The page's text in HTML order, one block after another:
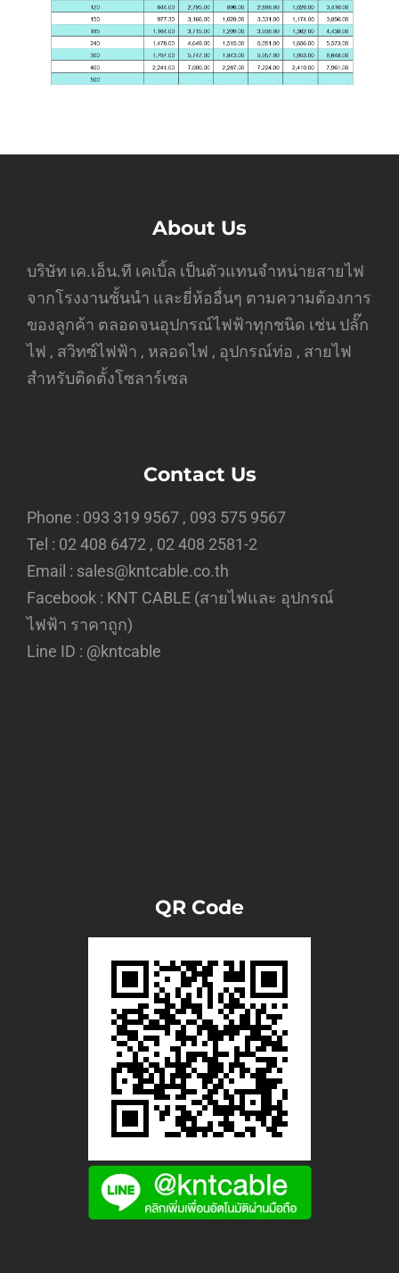
About Us
บริษัท เค.เอ็น.ที เคเบิ้ล เป็นตัวแทนจำหน่ายสายไฟ
จากโรงงานชั้นนำ และยี่ห้ออื่นๆ ตามความต้องการ
ของลูกค้า ตลอดจนอุปกรณ์ไฟฟ้าทุกชนิด เช่น ปลั๊ก
ไฟ , สวิทซ์ไฟฟ้า , หลอดไฟ , อุปกรณ์ท่อ , สายไฟ
สำหรับติดตั้งโซลาร์เซล
Contact Us
Phone : 093 319 9567 , 093 575 9567
Tel : 02 408 6472 , 02 408 2581-2
Email : sales@kntcable.co.th
Facebook : KNT CABLE (สายไฟและ อุปกรณ์
ไฟฟ้า ราคาถูก)
Line ID : @kntcable
QR Code